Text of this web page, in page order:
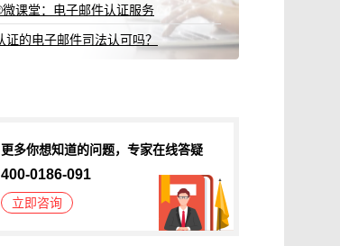
更多你想知道的问题，专家在线答疑
400-0186-091
立即咨询